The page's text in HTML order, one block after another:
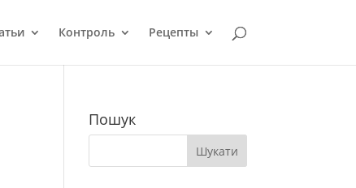
Контроль Рецепты
Пошук